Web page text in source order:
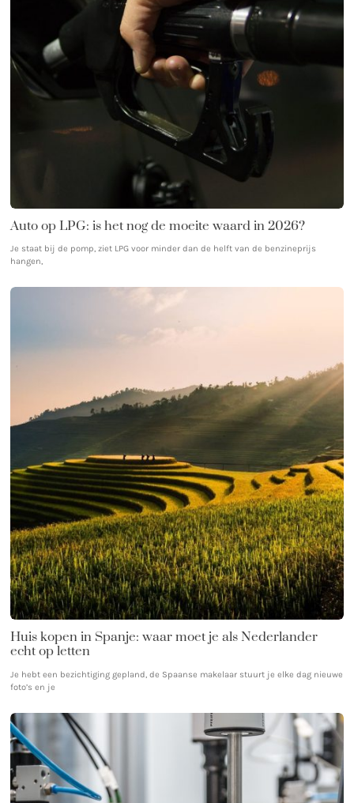
Auto op LPG: is het nog de moeite waard in 2026?
Je staat bij de pomp, ziet LPG voor minder dan de helft van de benzineprijs
hangen,
Huis kopen in Spanje: waar moet je als Nederlander
echt op letten
Je hebt een bezichtiging gepland, de Spaanse makelaar stuurt je elke dag nieuwe
foto’s en je